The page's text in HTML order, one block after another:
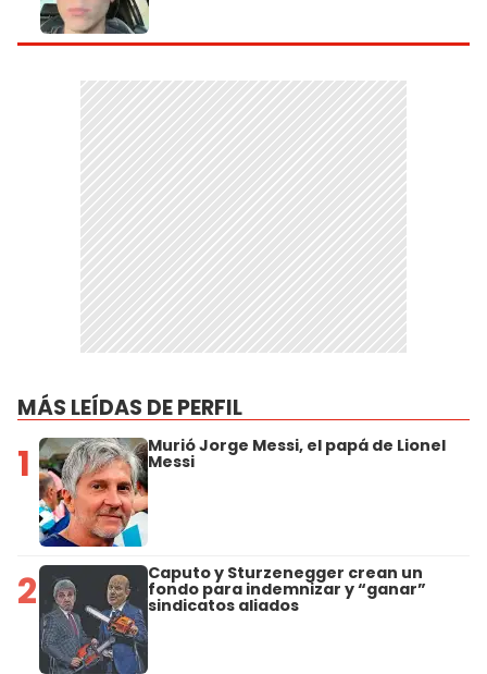
MÁS LEÍDAS DE PERFIL
1 Murió Jorge Messi, el papá de Lionel
Messi
2 Caputo y Sturzenegger crean un
fondo para indemnizar y “ganar”
sindicatos aliados